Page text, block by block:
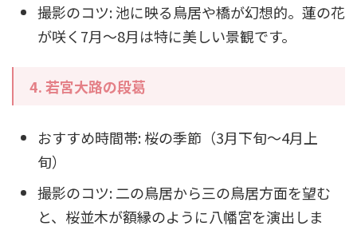
撮影のコツ: 池に映る鳥居や橋が幻想的。蓮の花
が咲く7月～8月は特に美しい景観です。
4.若宮大路の段葛
おすすめ時間帯: 桜の季節（3月下旬～4月上
旬）
撮影のコツ: 二の鳥居から三の鳥居方面を望む
と、桜並木が額縁のように八幡宮を演出しま